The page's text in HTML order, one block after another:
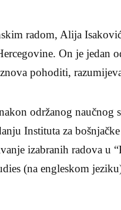
radom, Alija
On je jedan
pohoditi,
održanog naučnog
Instituta za
izabranih radova u
(na engleskom